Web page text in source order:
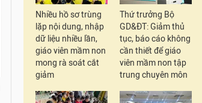
Nhiều hồ sơ trùng
lặp nội dung, nhập
dữ liệu nhiều lần,
giáo viên mầm non
mong rà soát cắt
giảm
Thứ trưởng Bộ
GD&ĐT: Giảm thủ
tục, báo cáo không
cần thiết để giáo
viên mầm non tập
trung chuyên môn